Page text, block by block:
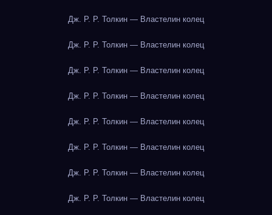
Дж. Р. Р. Толкин — Властелин колец
Дж. Р. Р. Толкин — Властелин колец
Дж. Р. Р. Толкин — Властелин колец
Дж. Р. Р. Толкин — Властелин колец
Дж. Р. Р. Толкин — Властелин колец
Дж. Р. Р. Толкин — Властелин колец
Дж. Р. Р. Толкин — Властелин колец
Дж. Р. Р. Толкин — Властелин колец